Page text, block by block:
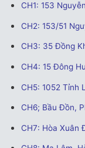
CH1: 153
CH2: 153/51
CH3: 35 Đồng
CH4: 15 Đông
CH5: 1052 Tỉnh
CH6; Bầu Đồn,
CH7: Hòa Xuân